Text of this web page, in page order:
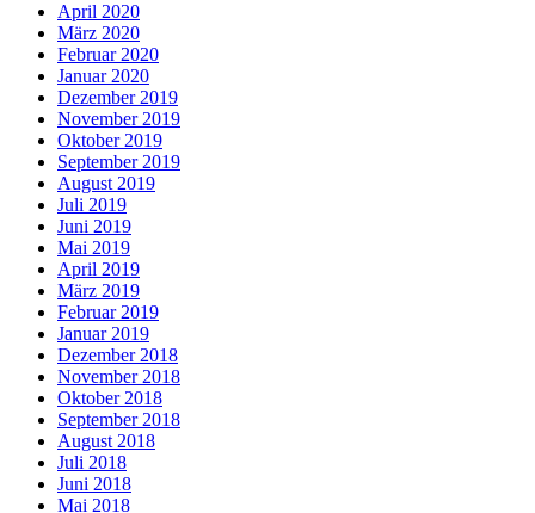
April 2020
März 2020
Februar 2020
Januar 2020
Dezember 2019
November 2019
Oktober 2019
September 2019
August 2019
Juli 2019
Juni 2019
Mai 2019
April 2019
März 2019
Februar 2019
Januar 2019
Dezember 2018
November 2018
Oktober 2018
September 2018
August 2018
Juli 2018
Juni 2018
Mai 2018